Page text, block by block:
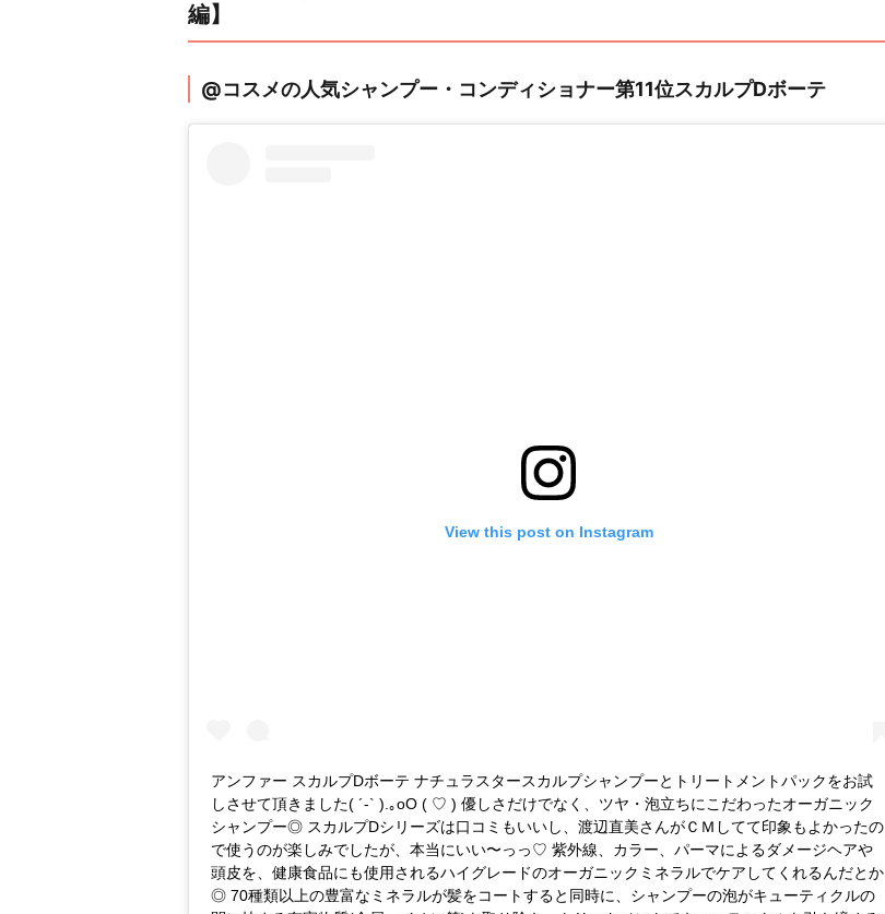
編】
@コスメの人気シャンプー・コンディショナー第11位スカルプDボーテ
View this post on Instagram
アンファー スカルプDボーテ ナチュラスタースカルプシャンプーとトリートメントパックをお試
しさせて頂きました( ´-` ).｡oO ( ♡ ) 優しさだけでなく、ツヤ・泡立ちにこだわったオーガニック
シャンプー◎ スカルプDシリーズは口コミもいいし、渡辺直美さんがＣＭしてて印象もよかったの
で使うのが楽しみでしたが、本当にいい〜っっ♡ 紫外線、カラー、パーマによるダメージヘアや
頭皮を、健康食品にも使用されるハイグレードのオーガニックミネラルでケアしてくれるんだとか
◎ 70種類以上の豊富なミネラルが髪をコートすると同時に、シャンプーの泡がキューティクルの